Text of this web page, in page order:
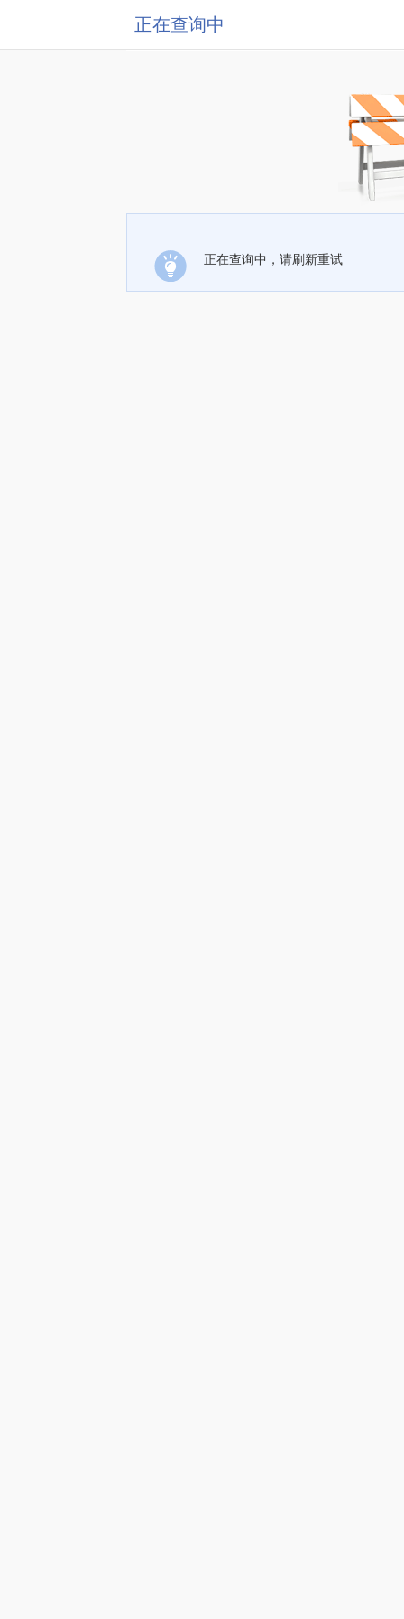
正在查询中
正在查询中，请刷新重试